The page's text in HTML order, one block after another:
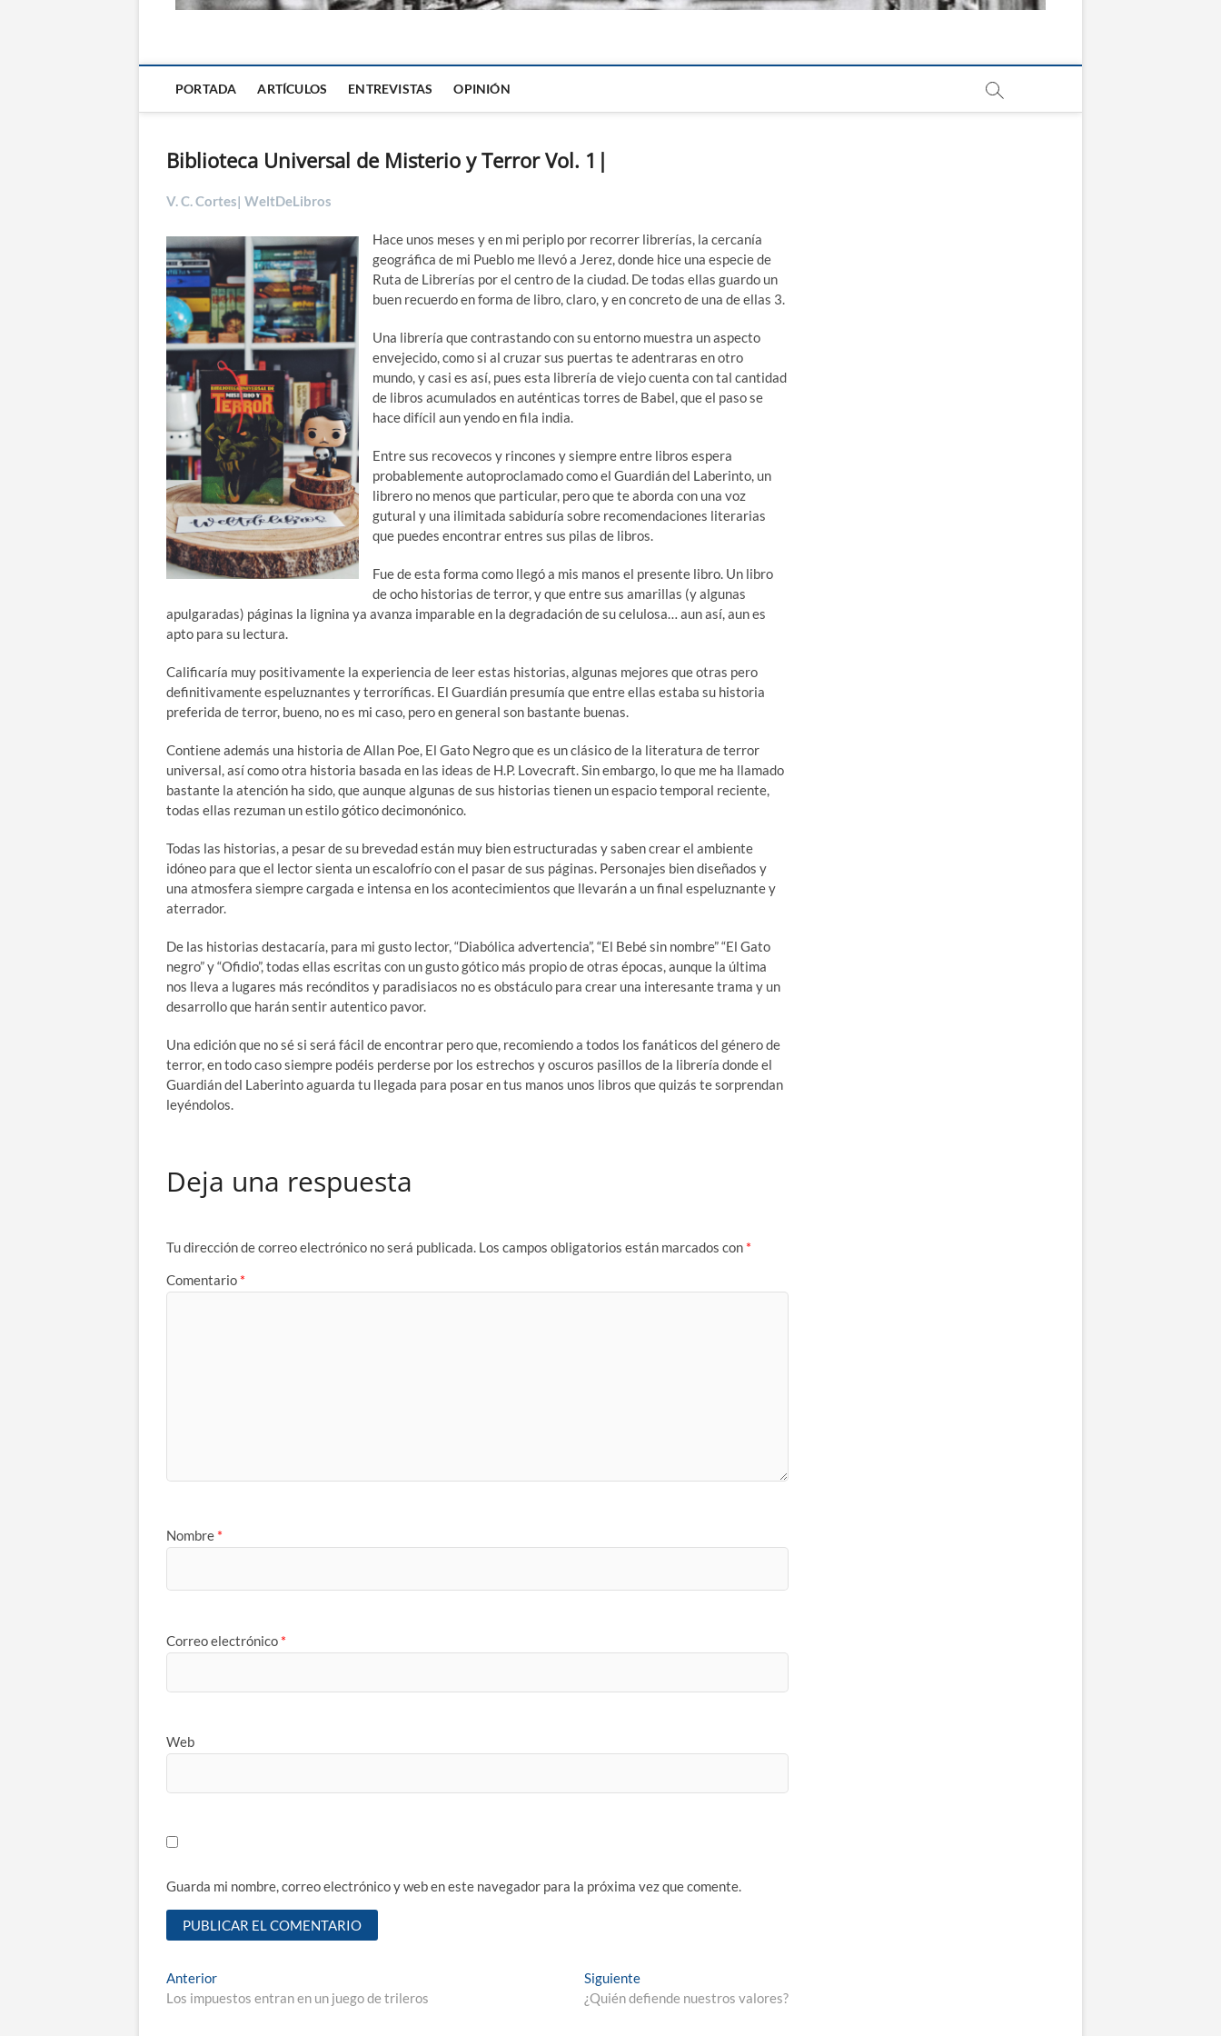
PORTADA ARTÍCULOS ENTREVISTAS OPINIÓN
Biblioteca Universal de Misterio y Terror Vol. 1|
V. C. Cortes| WeltDeLibros
Hace unos meses y en mi periplo por recorrer librerías, la cercanía
geográfica de mi Pueblo me llevó a Jerez, donde hice una especie de
Ruta de Librerías por el centro de la ciudad. De todas ellas guardo un
buen recuerdo en forma de libro, claro, y en concreto de una de ellas 3.
Una librería que contrastando con su entorno muestra un aspecto
envejecido, como si al cruzar sus puertas te adentraras en otro
mundo, y casi es así, pues esta librería de viejo cuenta con tal cantidad
de libros acumulados en auténticas torres de Babel, que el paso se
hace difícil aun yendo en fila india.
Entre sus recovecos y rincones y siempre entre libros espera
probablemente autoproclamado como el Guardián del Laberinto, un
librero no menos que particular, pero que te aborda con una voz
gutural y una ilimitada sabiduría sobre recomendaciones literarias
que puedes encontrar entres sus pilas de libros.
Fue de esta forma como llegó a mis manos el presente libro. Un libro
de ocho historias de terror, y que entre sus amarillas (y algunas
apulgaradas) páginas la lignina ya avanza imparable en la degradación de su celulosa… aun así, aun es
apto para su lectura.
Calificaría muy positivamente la experiencia de leer estas historias, algunas mejores que otras pero
definitivamente espeluznantes y terroríficas. El Guardián presumía que entre ellas estaba su historia
preferida de terror, bueno, no es mi caso, pero en general son bastante buenas.
Contiene además una historia de Allan Poe, El Gato Negro que es un clásico de la literatura de terror
universal, así como otra historia basada en las ideas de H.P. Lovecraft. Sin embargo, lo que me ha llamado
bastante la atención ha sido, que aunque algunas de sus historias tienen un espacio temporal reciente,
todas ellas rezuman un estilo gótico decimonónico.
Todas las historias, a pesar de su brevedad están muy bien estructuradas y saben crear el ambiente
idóneo para que el lector sienta un escalofrío con el pasar de sus páginas. Personajes bien diseñados y
una atmosfera siempre cargada e intensa en los acontecimientos que llevarán a un final espeluznante y
aterrador.
De las historias destacaría, para mi gusto lector, “Diabólica advertencia”, “El Bebé sin nombre” “El Gato
negro” y “Ofidio”, todas ellas escritas con un gusto gótico más propio de otras épocas, aunque la última
nos lleva a lugares más recónditos y paradisiacos no es obstáculo para crear una interesante trama y un
desarrollo que harán sentir autentico pavor.
Una edición que no sé si será fácil de encontrar pero que, recomiendo a todos los fanáticos del género de
terror, en todo caso siempre podéis perderse por los estrechos y oscuros pasillos de la librería donde el
Guardián del Laberinto aguarda tu llegada para posar en tus manos unos libros que quizás te sorprendan
leyéndolos.
Deja una respuesta
Tu dirección de correo electrónico no será publicada. Los campos obligatorios están marcados con *
Comentario *
Nombre *
Correo electrónico *
Web
Guarda mi nombre, correo electrónico y web en este navegador para la próxima vez que comente.
Navegación
de
AnteriorEntrada
anterior:
Los impuestos entran en un juego de trileros
SiguienteEntrada
siguiente:
¿Quién defiende nuestros valores?